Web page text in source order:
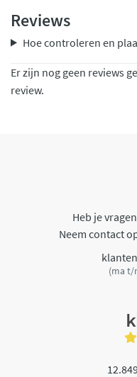
Reviews
Hoe controleren en
Er zijn nog geen reviews
review.
Heb je
Neem contact
(ma t/